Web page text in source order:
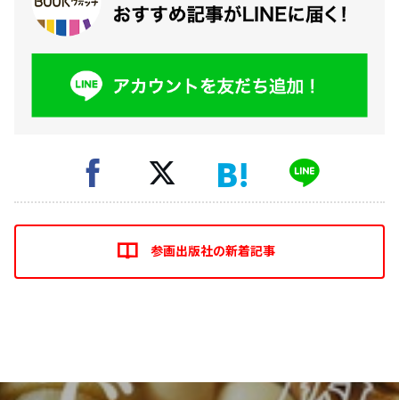
参画出版社の新着記事